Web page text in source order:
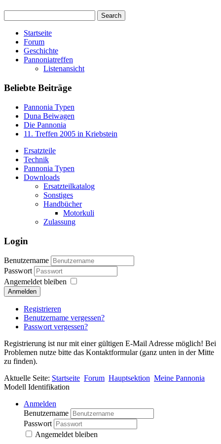
Startseite
Forum
Geschichte
Pannoniatreffen
Listenansicht
Beliebte Beiträge
Pannonia Typen
Duna Beiwagen
Die Pannonia
11. Treffen 2005 in Kriebstein
Ersatzteile
Technik
Pannonia Typen
Downloads
Ersatzteilkatalog
Sonstiges
Handbücher
Motorkuli
Zulassung
Login
Benutzername
Passwort
Angemeldet bleiben
Anmelden
Registrieren
Benutzername vergessen?
Passwort vergessen?
Registrierung ist nur mit einer gültigen E-Mail Adresse möglich! Bei
Problemen nutze bitte das Kontaktformular (ganz unten in der Mitte
zu finden).
Aktuelle Seite: Startseite Forum Hauptsektion Meine Pannonia
Modell Identifikation
Anmelden
Benutzername
Passwort
Angemeldet bleiben